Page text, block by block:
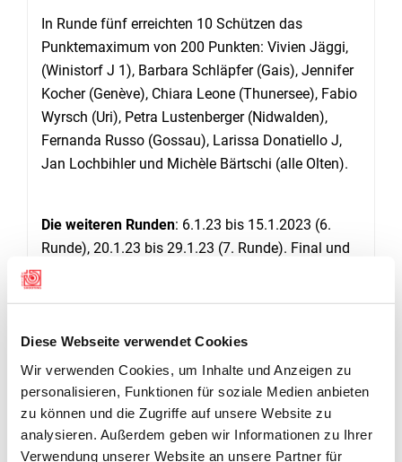
Diese Webseite verwendet Cookies
Wir verwenden Cookies, um Inhalte und Anzeigen zu
personalisieren, Funktionen für soziale Medien anbieten
zu können und die Zugriffe auf unsere Website zu
analysieren. Außerdem geben wir Informationen zu Ihrer
Verwendung unserer Website an unsere Partner für
In Runde fünf erreichten 10 Schützen das
Punktemaximum von 200 Punkten: Vivien Jäggi,
(Winistorf J 1), Barbara Schläpfer (Gais), Jennifer
Kocher (Genève), Chiara Leone (Thunersee), Fabio
Wyrsch (Uri), Petra Lustenberger (Nidwalden),
Fernanda Russo (Gossau), Larissa Donatiello J,
Jan Lochbihler und Michèle Bärtschi (alle Olten).
Die weiteren Runden: 6.1.23 bis 15.1.2023 (6.
Runde), 20.1.23 bis 29.1.23 (7. Runde). Final und